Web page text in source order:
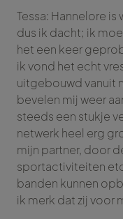
Tessa: Hannelore
dus ik dacht; ik
het een keer
ik vond het echt
uitgebouwd vanuit
bevelen mij weer
steeds een stukje
netwerk heel erg
mijn partner, door
sportactiviteiten
banden kunnen
ik merk dat zij voor